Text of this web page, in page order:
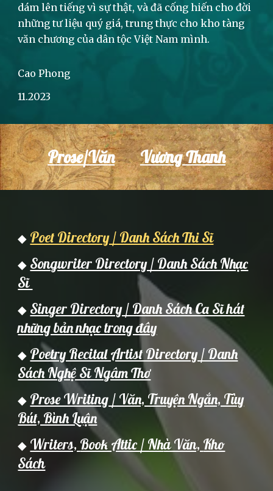
dám lên tiếng vì sự thật, và đã cống hiến cho đời
những tư liệu quý giá, trung thực cho kho tàng
văn chương của dân tộc Việt Nam mình.
Cao Phong
11.2023
Prose/Văn Vương Thanh
◆ Poet Directory / Danh Sách Thi Sĩ
◆ Songwriter Directory / Danh Sách Nhạc
Sĩ
◆ Singer Directory / Danh Sách Ca Sĩ hát
những bản nhạc trong đây
◆ Poetry Recital Artist Directory / Danh
Sách Nghệ Sĩ Ngâm Thơ
◆ Prose Writing / Văn, Truyện Ngắn, Tùy
Bút, Bình Luận
◆ Writers, Book Attic / Nhà Văn, Kho
Sách